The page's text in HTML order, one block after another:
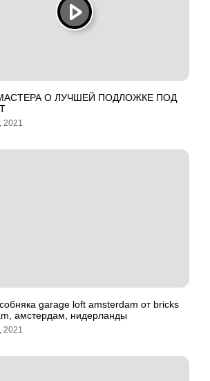
О ЛУЧШЕЙ ПОДЛОЖКЕ ПОД
2021
garage loft amsterdam от bricks
амстердам, нидерланды
2021